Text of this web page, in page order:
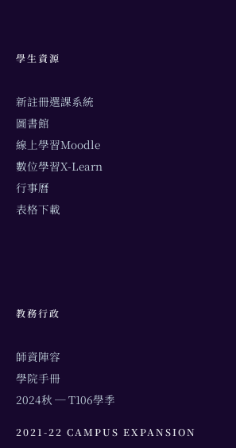
學生資源
新註冊選課系統
圖書館
線上學習Moodle
數位學習X-Learn
行事曆
表格下載
教務行政
師資陣容
學院手冊
2024秋 ─ T106學季
2021-22 CAMPUS EXPANSION